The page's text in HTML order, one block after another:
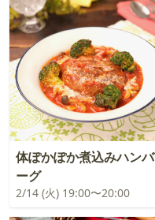
体ぽかぽか煮込みハンバ
ーグ
2/14 (火) 19:00〜20:00